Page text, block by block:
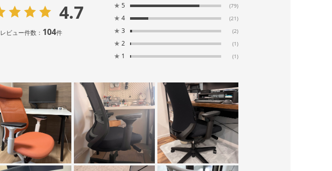
4.7
レビュー件数： 104件
★ 5 (79)
★ 4 (21)
★ 3 (2)
★ 2 (1)
★ 1 (1)